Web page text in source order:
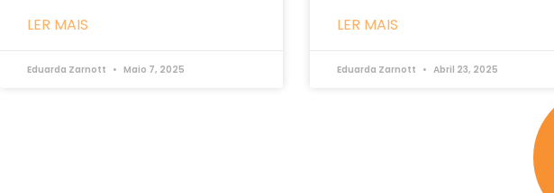
LER MAIS
Eduarda Zarnott Maio 7, 2025
LER MAIS
Eduarda Zarnott Abril 23, 2025